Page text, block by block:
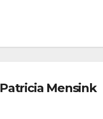
Patricia Mensink